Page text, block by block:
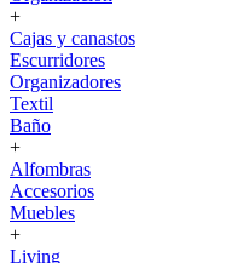
+
Cajas y canastos
Escurridores
Organizadores
Textil
Baño
+
Alfombras
Accesorios
Muebles
+
Living